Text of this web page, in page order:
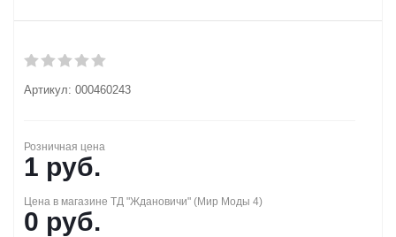
Артикул: 000460243
Розничная цена
1 руб.
Цена в магазине ТД "Ждановичи" (Мир Моды 4)
0 руб.